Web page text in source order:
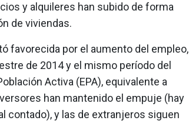
y alquileres han subido de forma
de viviendas.
favorecida por el aumento del empleo,
de 2014 y el mismo período del
Activa (EPA), equivalente a
han mantenido el empuje (hay
contado), y las de extranjeros siguen